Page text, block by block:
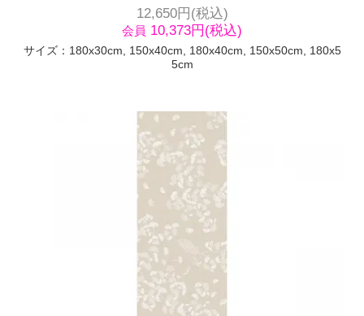
12,650円(税込)
会員 10,373円(税込)
サイズ：180x30cm, 150x40cm, 180x40cm, 150x50cm, 180x5
5cm